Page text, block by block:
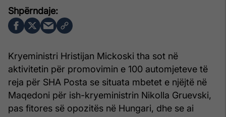
Kryeministri Hristijan Mickoski tha sot në
aktivitetin për promovimin e 100 automjeteve të
reja për SHA Posta se situata mbetet e njëjtë në
Maqedoni për ish-kryeministrin Nikolla Gruevski,
pas fitores së opozitës në Hungari, dhe se ai